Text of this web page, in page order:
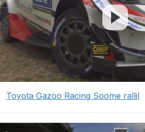
Toyota Gazoo Racing Soome rallil